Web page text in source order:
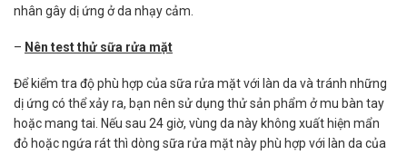
nhân gây dị ứng ở da nhạy cảm.
– Nên test thử sữa rửa mặt
Để kiểm tra độ phù hợp của sữa rửa mặt với làn da và tránh những
dị ứng có thể xảy ra, bạn nên sử dụng thử sản phẩm ở mu bàn tay
hoặc mang tai. Nếu sau 24 giờ, vùng da này không xuất hiện mẩn
đỏ hoặc ngứa rát thì dòng sữa rửa mặt này phù hợp với làn da của